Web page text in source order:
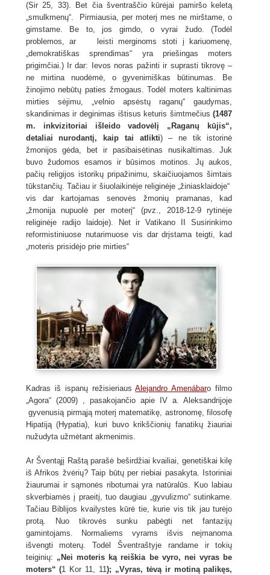
(Sir 25, 33). Bet čia šventraščio kūrėjai pamiršo keletą
„smulkmenų“. Pirmiausia, per moterį mes ne mirštame, o
gimstame. Be to, jos gimdo, o vyrai žudo. (Todėl
problemos, ar leisti merginoms stoti į kariuomenę,
„demokratiškas sprendimas“ yra priešingas moters
prigimčiai.) Ir dar: Ievos noras pažinti ir suprasti tikrovę –
ne mirtina nuodėmė, o gyvenimiškas būtinumas. Be
žinojimo nebūtų paties žmogaus. Todėl moters kaltinimas
mirties sėjimu, „velnio apsėstų raganų“gaudymas,
skandinimas ir deginimas ištisus keturis šimtmečius(1487
m. inkvizitoriai išleido vadovėlį „Raganų kūjis“,
detaliai nurodantį, kaip tai atlikti) – ne tik istorinė
žmonijos gėda, bet ir pasibaisėtinas nusikaltimas. Juk
buvo žudomos esamos ir būsimos motinos. Jų aukos,
pačių religijos istorikų pripažinimu, skaičiuojamos šimtais
tūkstančių. Tačiau ir šiuolaikinėje religinėje „žiniasklaidoje“
vis dar kartojamas senovės žmonių pramanas, kad
„žmonija nupuolė per moterį“ (pvz., 2018-12-9 rytinėje
religinėje radijo laidoje). Net ir Vatikano II Susirinkimo
reformistiniuose nutarimuose vis dar drįstama teigti, kad
„moteris prisidėjo prie mirties“
Kadras iš ispanų režisieriausAlejandro Amenábaro filmo
„Agora“ (2009) , pasakojančio apie IV a. Aleksandrijoje
gyvenusią pirmąją moterį matematikę, astronomę, filosofę
Hipatiją (Hypatia), kuri buvo krikščionių fanatikų žiauriai
nužudyta užmėtant akmenimis.
Ar Šventąjį Raštą parašė beširdžiai kvailiai, genetiškai kilę
iš Afrikos žvėrių? Taip būtų per riebiai pasakyta. Istoriniai
žiaurumai ir sąmonės ribotumai yra natūralūs. Kuo labiau
skverbiamės į praeitį, tuo daugiau „gyvulizmo“ sutinkame.
Tačiau Biblijos kvailystes kūrė tie, kurie vis tik jau turėjo
protą. Nuo tikrovės sunku pabėgti net fantazijų
gamintojams. Normaliems vyrams išvis neįmanoma
išvengti moterų. Todėl Šventraštyje randame ir tokių
teiginių: „Nei moteris ką reiškia be vyro, nei vyras be
moters“ (1 Kor 11, 11); „Vyras, tėvą ir motiną palikęs,